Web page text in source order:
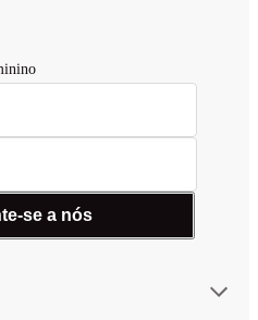
se a nós